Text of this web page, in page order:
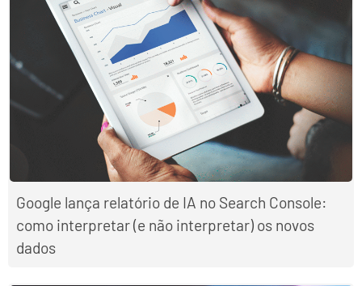
Google lança relatório de IA no Search Console:
como interpretar (e não interpretar) os novos
dados